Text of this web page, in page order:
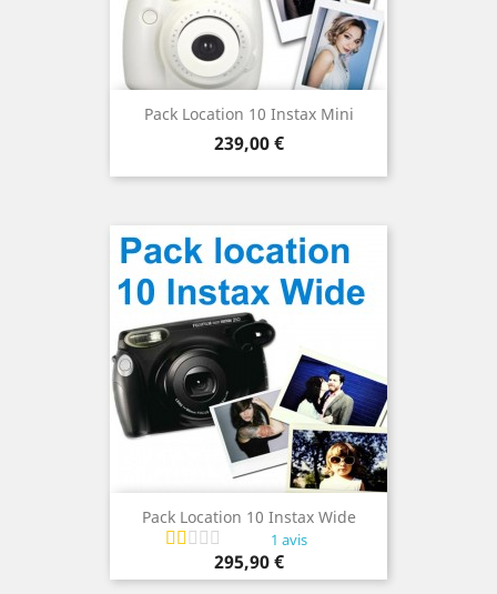
Pack Location 10 Instax Mini
Prix
239,00 €
Pack Location 10 Instax Wide
1 avis
Prix
295,90 €